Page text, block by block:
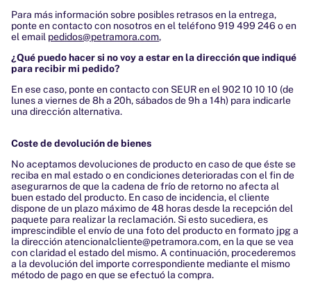
Para más información sobre posibles retrasos en la entrega,
ponte en contacto con nosotros en el teléfono919 499 246 o en
el email pedidos@petramora.com,
¿Qué puedo hacer si no voy a estar en la dirección que indiqué
para recibir mi pedido?
En ese caso, ponte en contacto con SEUR en el 902 10 10 10 (de
lunes a viernes de 8h a 20h, sábados de 9h a 14h) para indicarle
una dirección alternativa.
Coste de devolución de bienes
No aceptamos devoluciones de producto en caso de que éste se
reciba en mal estado o en condiciones deterioradas con el fin de
asegurarnos de que la cadena de frío de retorno no afecta al
buen estado del producto. En caso de incidencia, el cliente
dispone de un plazo máximo de 48 horas desde la recepción del
paquete para realizar la reclamación. Si esto sucediera, es
imprescindible el envío de una foto del producto en formato jpg a
la direcciónatencionalcliente@petramora.com, en la que se vea
con claridad el estado del mismo. A continuación, procederemos
a la devolución del importe correspondiente mediante el mismo
método de pago en que se efectuó la compra.